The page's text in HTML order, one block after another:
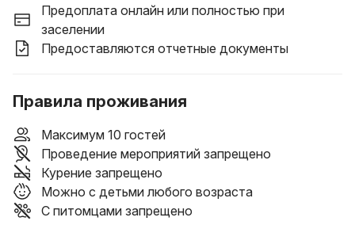
Предоплата онлайн или полностью при
заселении
Предоставляются отчетные документы
Правила проживания
Максимум 10 гостей
Проведение мероприятий запрещено
Курение запрещено
Можно с детьми любого возраста
С питомцами запрещено